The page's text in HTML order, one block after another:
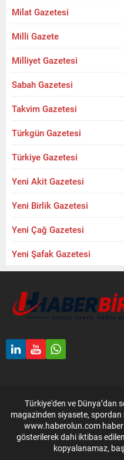
Milat Gazetesi
Milli Gazete
Milliyet Gazetesi
Sabah Gazetesi
Takvim Gazetesi
Türkgün Gazetesi
Türkiye Gazetesi
Yeni Akit Gazetesi
Yeni Birlik Gazetesi
Yeni Çağ Gazetesi
Yeni Şafak Gazetesi
Türkiye'den ve Dünya’dan
magazinden siyasete,
www.haberolun.com
gösterilerek dahi iktibas
kopyalanamaz,